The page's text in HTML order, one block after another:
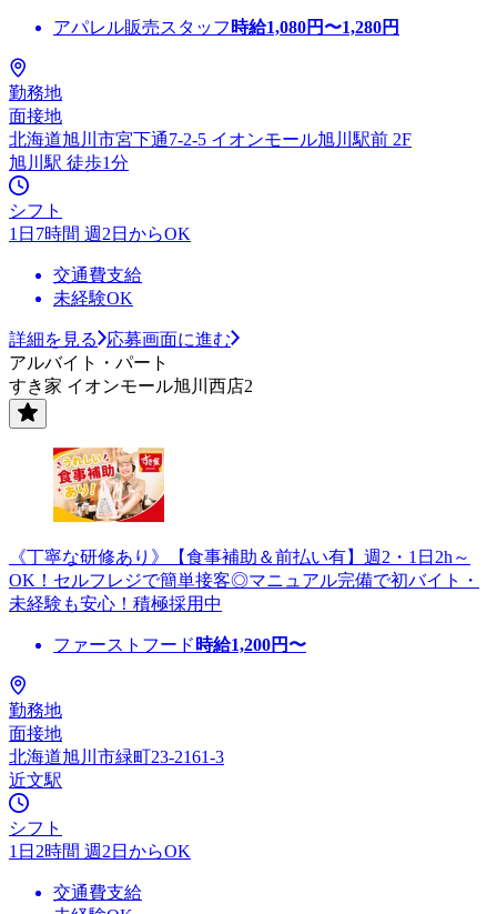
アパレル販売スタッフ 時給1,080円〜1,280円
勤務地
面接地
北海道旭川市宮下通7-2-5 イオンモール旭川駅前 2F
旭川駅 徒歩1分
シフト
1日7時間 週2日からOK
交通費支給
未経験OK
詳細を見る
応募画面に進む
アルバイト・パート
すき家 イオンモール旭川西店2
《丁寧な研修あり》【食事補助＆前払い有】週2・1日2h～
OK！セルフレジで簡単接客◎マニュアル完備で初バイト・
未経験も安心！積極採用中
ファーストフード 時給1,200円〜
勤務地
面接地
北海道旭川市緑町23-2161-3
近文駅
シフト
1日2時間 週2日からOK
交通費支給